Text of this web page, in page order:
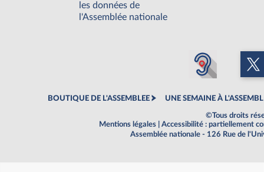
les données de
l'Assemblée nationale
BOUTIQUE DE L'ASSEMBLEE UNE SEMAINE À
©Tous droits
Mentions légales
Accessibilité : partiellement
Assemblée nationale - 126 Rue de